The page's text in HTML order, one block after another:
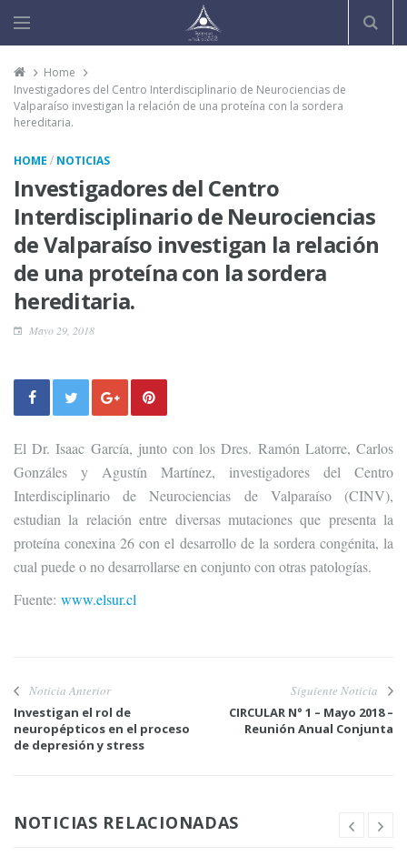
Home
Investigadores del Centro Interdisciplinario de Neurociencias de
Valparaíso investigan la relación de una proteína con la sordera
hereditaria.
HOME / NOTICIAS
Investigadores del Centro
Interdisciplinario de Neurociencias
de Valparaíso investigan la relación
de una proteína con la sordera
hereditaria.
Mayo 29, 2018
El Dr. Isaac García, junto con los Dres. Ramón Latorre, Carlos
Gonzáles y Agustín Martínez, investigadores del Centro
Interdisciplinario de Neurociencias de Valparaíso (CINV),
estudian la relación entre diversas mutaciones que presenta la
proteína conexina 26 con el desarrollo de la sordera congénita, la
cual puede o no desarrollarse en conjunto con otras patologías.
Fuente: www.elsur.cl
Noticia Anterior
Investigan el rol de
neuropépticos en el proceso
de depresión y stress
Siguiente Noticia
CIRCULAR N° 1 – Mayo 2018 –
Reunión Anual Conjunta
NOTICIAS RELACIONADAS